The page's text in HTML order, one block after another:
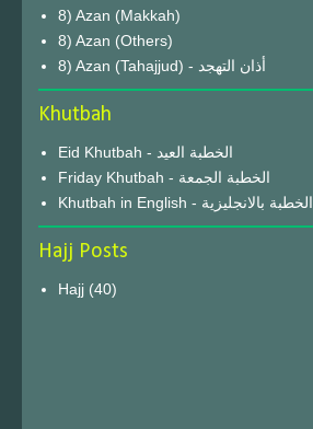
8) Azan (Makkah)
8) Azan (Others)
8) Azan (Tahajjud) - أذان التهجد
Khutbah
Eid Khutbah - الخطبة العيد
Friday Khutbah - الخطبة الجمعة
Khutbah in English - الخطبة بالانجليزية
Hajj Posts
Hajj (40)